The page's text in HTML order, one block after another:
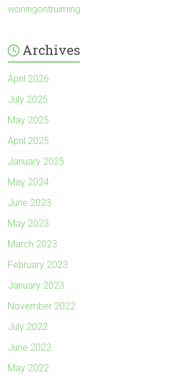
woningontruiming
Archives
April 2026
July 2025
May 2025
April 2025
January 2025
May 2024
June 2023
May 2023
March 2023
February 2023
January 2023
November 2022
July 2022
June 2022
May 2022